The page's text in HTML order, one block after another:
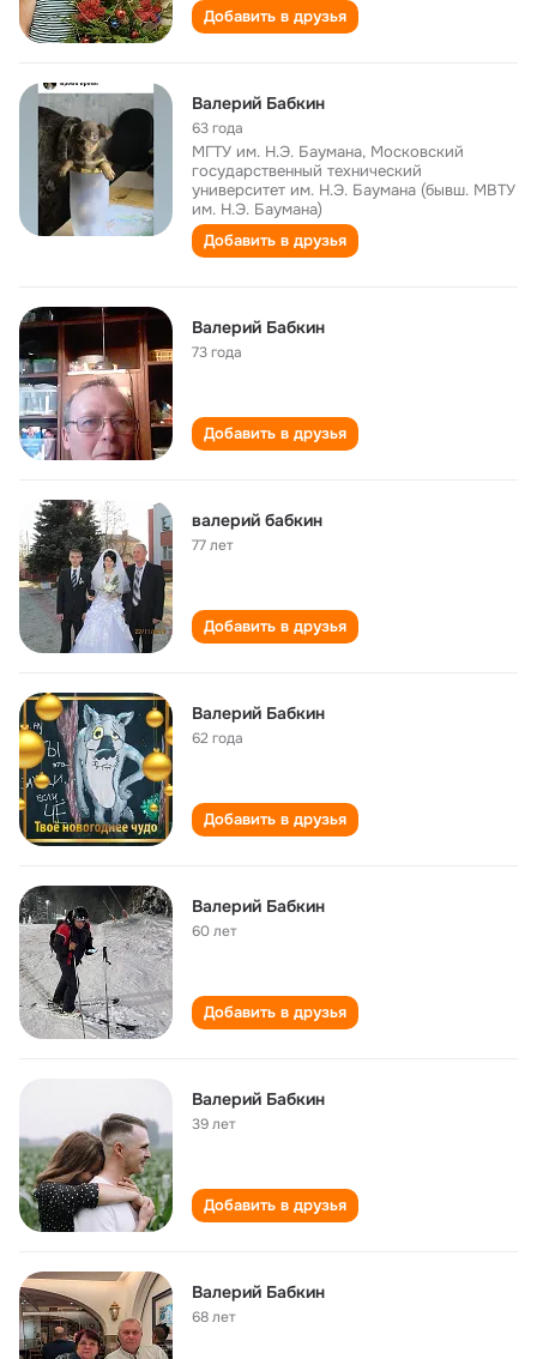
Добавить в друзья
Валерий Бабкин
63 года
МГТУ им. Н.Э. Баумана, Московский
государственный технический
университет им. Н.Э. Баумана (бывш. МВТУ
им. Н.Э. Баумана)
Добавить в друзья
Валерий Бабкин
73 года
Добавить в друзья
валерий бабкин
77 лет
Добавить в друзья
Валерий Бабкин
62 года
Добавить в друзья
Валерий Бабкин
60 лет
Добавить в друзья
Валерий Бабкин
39 лет
Добавить в друзья
Валерий Бабкин
68 лет